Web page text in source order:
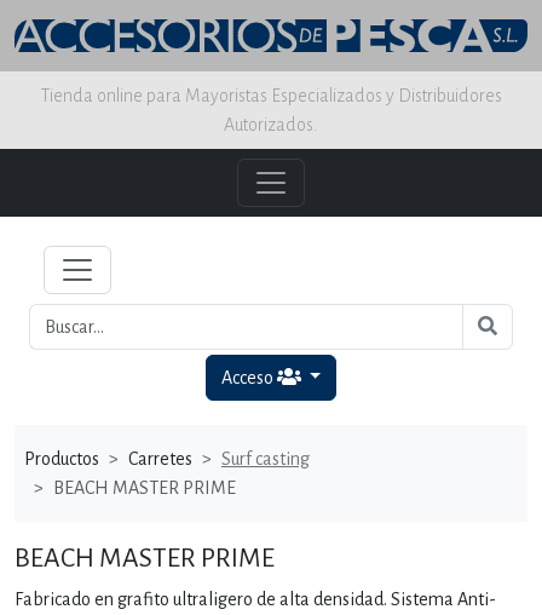
Tienda online para Mayoristas Especializados y Distribuidores
Autorizados.
Acceso
Productos Carretes
Surf casting
BEACH MASTER PRIME
BEACH MASTER PRIME
Fabricado en grafito ultraligero de alta densidad. Sistema Anti-